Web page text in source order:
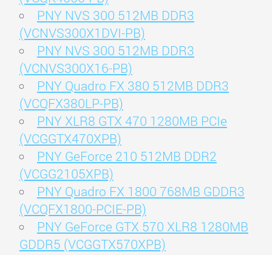
PNY NVS 300 512MB DDR3
(VCNVS300X1DVI-PB)
PNY NVS 300 512MB DDR3
(VCNVS300X16-PB)
PNY Quadro FX 380 512MB DDR3
(VCQFX380LP-PB)
PNY XLR8 GTX 470 1280MB PCIe
(VCGGTX470XPB)
PNY GeForce 210 512MB DDR2
(VCGG2105XPB)
PNY Quadro FX 1800 768MB GDDR3
(VCQFX1800-PCIE-PB)
PNY GeForce GTX 570 XLR8 1280MB
GDDR5 (VCGGTX570XPB)